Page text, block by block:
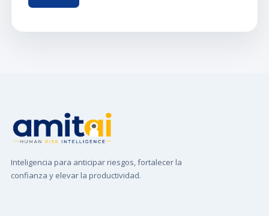
Inteligencia para anticipar riesgos, fortalecer la
confianza y elevar la productividad.